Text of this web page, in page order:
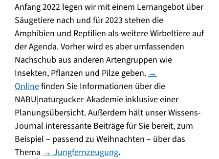
Anfang 2022 legen wir mit einem Lernangebot über
Säugetiere nach und für 2023 stehen die
Amphibien und Reptilien als weitere Wirbeltiere auf
der Agenda. Vorher wird es aber umfassenden
Nachschub aus anderen Artengruppen wie
Insekten, Pflanzen und Pilze geben. →
Onlinefinden Sie Informationen über die
NABU|naturgucker-Akademie inklusive einer
Planungsübersicht. Außerdem hält unser Wissens-
Journal interessante Beiträge für Sie bereit, zum
Beispiel – passend zu Weihnachten – über das
Thema → Jungfernzeugung.